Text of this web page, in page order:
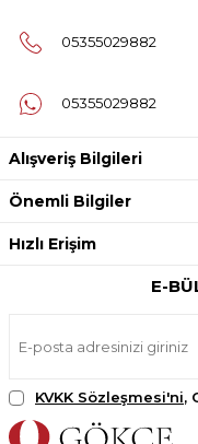
05355029882
05355029882
Alışveriş Bilgileri
Önemli Bilgiler
Hızlı Erişim
E-
KVKK Sözleşmesi'ni,